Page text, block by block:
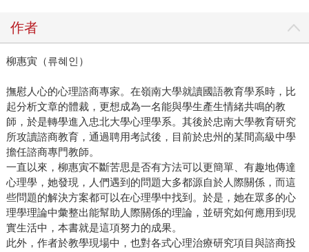
作者
柳惠寅（류혜인）
撫慰人心的心理諮商專家。在嶺南大學就讀國語教育學系時，比
起分析文章的體裁，更想成為一名能與學生產生情緒共鳴的教
師，於是轉學進入忠北大學心理學系。其後於忠南大學教育研究
所攻讀諮商教育，通過聘用考試後，目前於忠州的某間高級中學
擔任諮商專門教師。
一直以來，柳惠寅不斷苦思是否有方法可以更簡單、有趣地傳達
心理學，她發現，人們遇到的問題大多都源自於人際關係，而這
些問題的解決方案都可以在心理學中找到。於是，她在眾多的心
理學理論中彙整出能幫助人際關係的理論，並研究如何應用到現
實生活中，本書就是這項努力的成果。
此外，作者於教學現場中，也對各式心理治療研究項目與諮商投